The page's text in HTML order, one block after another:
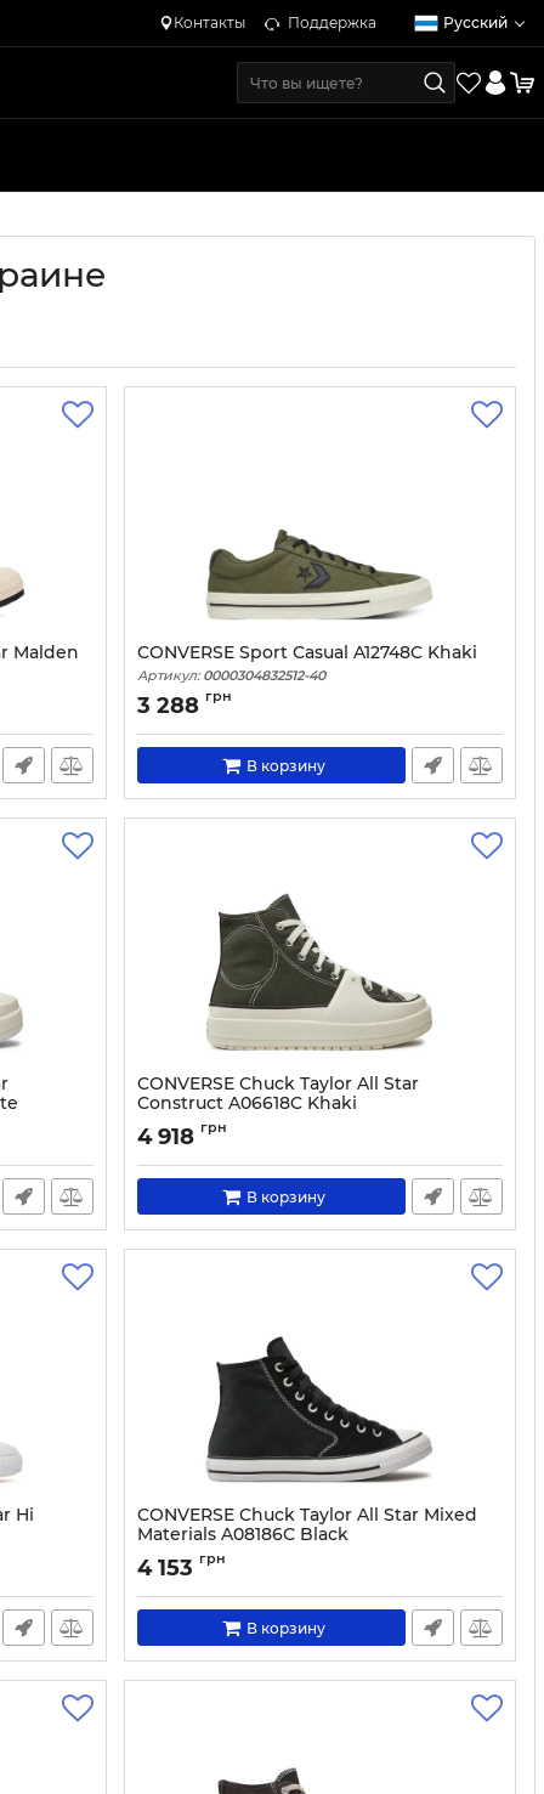
Контакты Поддержка Русский
Malden CONVERSE Sport Casual A12748C Khaki
Артикул: 0000304832512-40
3 288 грн
В корзину
CONVERSE Chuck Taylor All Star
Construct A06618C Khaki
Артикул: 0000303747374-39
4 918 грн
В корзину
Hi
CONVERSE Chuck Taylor All Star Mixed
Materials A08186C Black
Артикул: 0000303747411-36
4 153 грн
В корзину